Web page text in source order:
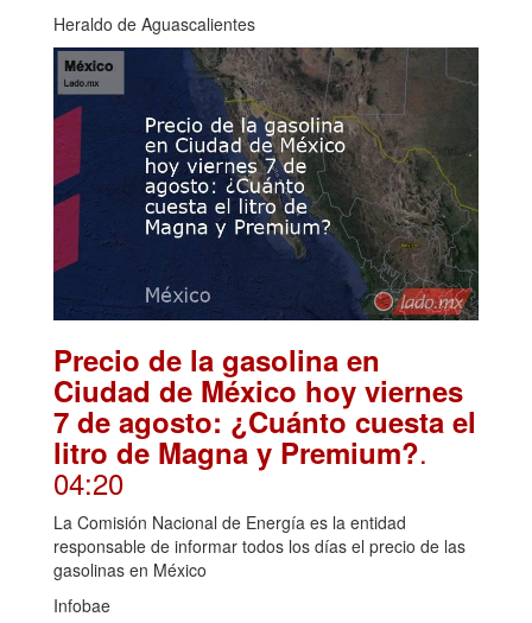
Heraldo de Aguascalientes
Precio de la gasolina en
Ciudad de México hoy viernes
7 de agosto: ¿Cuánto cuesta el
litro de Magna y Premium?.
04:20
La Comisión Nacional de Energía es la entidad
responsable de informar todos los días el precio de las
gasolinas en México
Infobae